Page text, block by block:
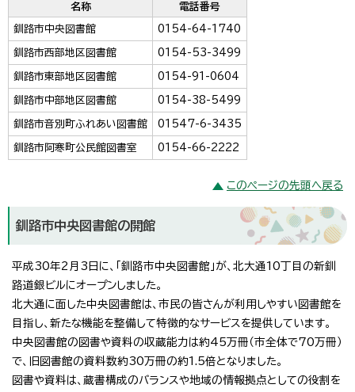
名称 電話番号
釧路市中央図書館 0154-64-1740
釧路市西部地区図書館 0154-53-3499
釧路市東部地区図書館 0154-91-0604
釧路市中部地区図書館 0154-38-5499
釧路市音別町ふれあい図書館 01547-6-3435
釧路市阿寒町公民館図書室 0154-66-2222
このページの先頭へ戻る
釧路市中央図書館の開館
平成30年2月3日に、「釧路市中央図書館」が、北大通10丁目の新釧
路道銀ビルにオープンしました。
北大通に面した中央図書館は、市民の皆さんが利用しやすい図書館を
目指し、新たな機能を整備して特徴的なサービスを提供しています。
中央図書館の図書や資料の収蔵能力は約45万冊（市全体で70万冊）
で、旧図書館の資料数約30万冊の約1.5倍となりました。
図書や資料は、蔵書構成のバランスや地域の情報拠点としての役割を